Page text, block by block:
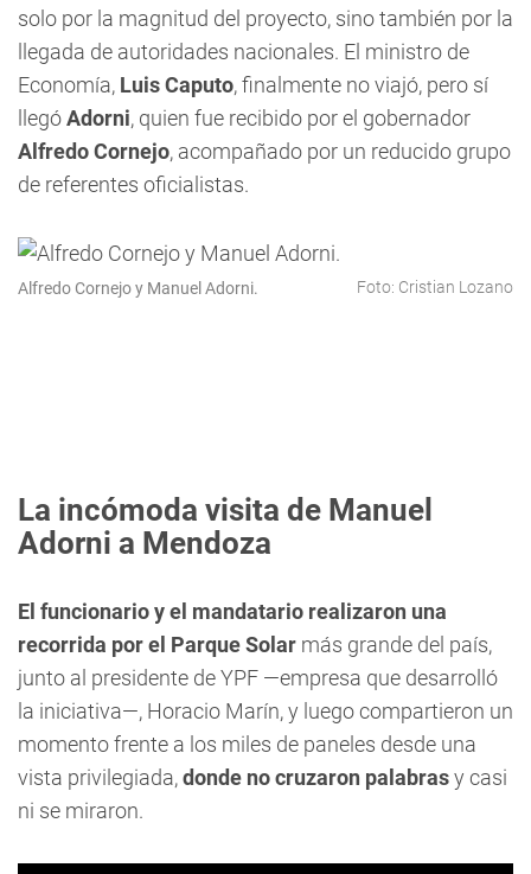
solo por la magnitud del proyecto, sino también por la
llegada de autoridades nacionales. El ministro de
Economía, Luis Caputo, finalmente no viajó, pero sí
llegóAdorni, quien fue recibido por el gobernador
Alfredo Cornejo, acompañado por un reducido grupo
de referentes oficialistas.
Alfredo Cornejo y Manuel Adorni. Foto: Cristian Lozano
La incómoda visita de Manuel
Adorni a Mendoza
El funcionario y el mandatario realizaron una
recorrida por el Parque Solar más grande del país,
junto al presidente de YPF —empresa que desarrolló
la iniciativa—, Horacio Marín, y luego compartieron un
momento frente a los miles de paneles desde una
vista privilegiada,donde no cruzaron palabrasy casi
ni se miraron.